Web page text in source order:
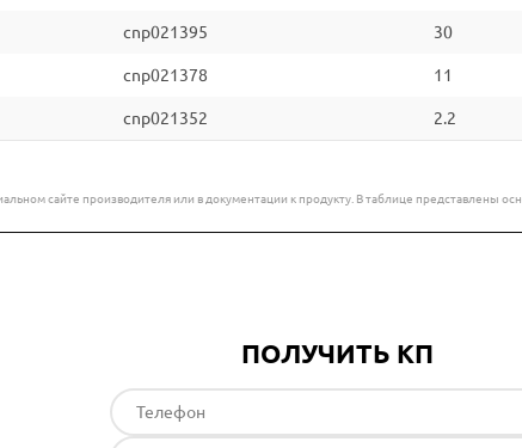
cnp021395 30
cnp021378 11
cnp021352 2.2
сайте производителя или в документации к продукту. В таблице представлены
ПОЛУЧИТЬ КП